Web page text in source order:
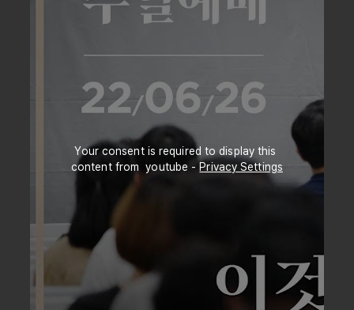
Your consent is required to display this
content from  youtube - Privacy Settings